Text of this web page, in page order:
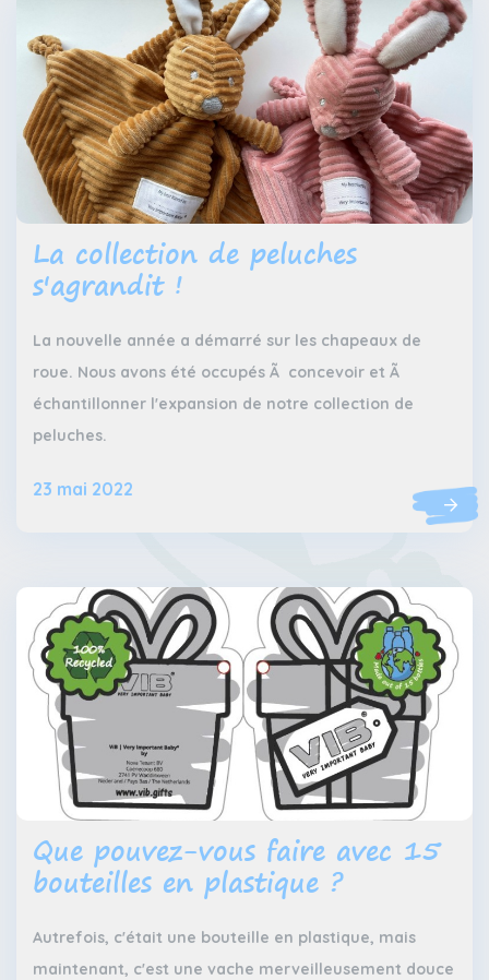
La collection de peluches
s'agrandit !
La nouvelle année a démarré sur les chapeaux de
roue. Nous avons été occupés Ã concevoir et Ã
échantillonner l'expansion de notre collection de
peluches.
23 mai 2022
Que pouvez-vous faire avec 15
bouteilles en plastique ?
Autrefois, c'était une bouteille en plastique, mais
maintenant, c'est une vache merveilleusement douce